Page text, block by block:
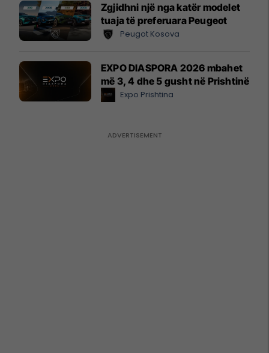
Zgjidhni një nga katër modelet
tuaja të preferuara Peugeot
Peugot Kosova
EXPO DIASPORA 2026 mbahet
më 3, 4 dhe 5 gusht në Prishtinë
Expo Prishtina